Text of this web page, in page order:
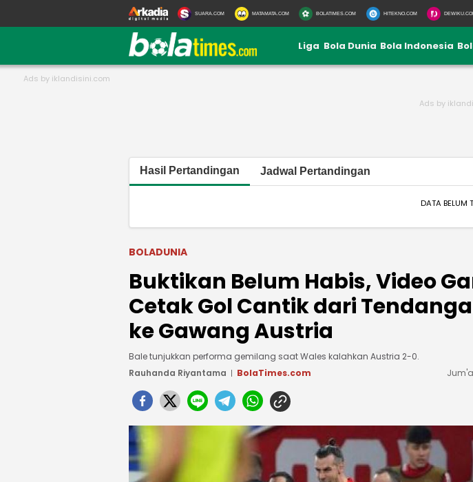
SUARA.COM MATAMATA.COM BOLATIMES.COM HITEKNO.COM
Liga Bola Dunia Bola Indonesia
Hasil Pertandingan Jadwal Pertandingan
DATA BELUM
BOLADUNIA
Buktikan Belum Habis, Video
Cetak Gol Cantik dari
ke Gawang Austria
Bale tunjukkan performa gemilang saat Wales kalahkan Austria 2-0.
Rauhanda Riyantama
BolaTimes.com